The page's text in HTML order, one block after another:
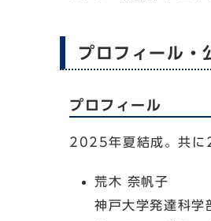
プロフィール・
プロフィール
2025年夏結成。共に
荒木 奈帆子
神戸大学発達科学